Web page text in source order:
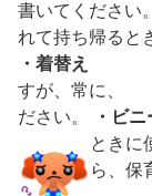
書いてください
れて持ち
・着替え
クラ
すが、常
ださい。
・ビ
ときに
ら、保